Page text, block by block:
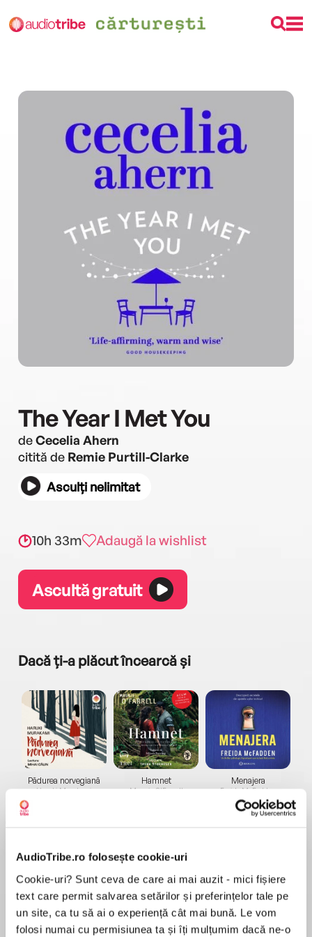
AudioTribe.ro folosește cookie-uri
Cookie-uri? Sunt ceva de care ai mai auzit - mici fișiere
text care permit salvarea setărilor și preferințelor tale pe
un site, ca tu să ai o experiență cât mai bună. Le vom
folosi numai cu permisiunea ta și îți mulțumim dacă ne-o
The Year I Met You
deCecelia Ahern
citită de Remie Purtill-Clarke
Asculți nelimitat
10h 33m Adaugă la wishlist
Ascultă gratuit
Dacă ți-a plăcut încearcă și
Pădurea norvegiană
Haruki Murakami
Elita de Argint (Elita
de...
Dani Francis
Hamnet
Maggie O'Farrell
Diavolul se îmbracă de
la...
Lauren Weisberger
Menajera
Freida McFadden
Migdală
Sohn Won-pyung